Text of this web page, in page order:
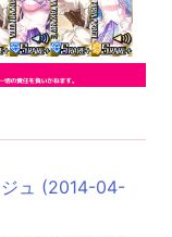
ジュ (2014-04-